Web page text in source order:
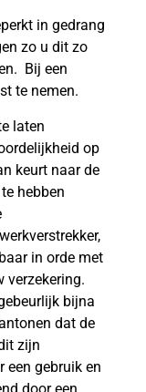
in gedrang
zo u dit zo
Bij een
te nemen.
laten
op
keurt naar de
hebben
in orde met
verzekering.
bijna
dat de
zijn
een gebruik en
door een